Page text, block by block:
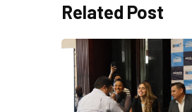
Related Post